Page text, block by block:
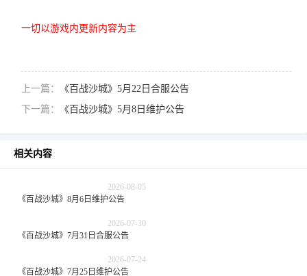
一切以游戏内更新内容为主
上一篇：
《百战沙城》5月22日合服公告
下一篇：
《百战沙城》5月8日维护公告
相关内容
2026-08-05
《百战沙城》8月6日维护公告
2026-07-30
《百战沙城》7月31日合服公告
2026-07-24
《百战沙城》7月25日维护公告